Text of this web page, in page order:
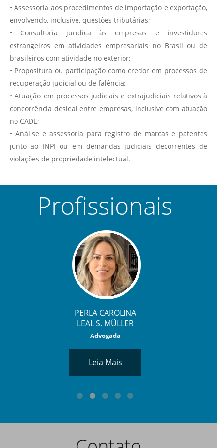
• Assessoria aos procedimentos de importação e exportação,
envolvendo, inclusive, questões tributárias;
• Consultoria jurídica às empresas e investidores
estrangeiros em atividades empresariais no Brasil ou de
brasileiros com atividade no exterior;
• Propositura ou participação como credor em processos de
recuperação judicial ou de falência;
• Atuação em processos judiciais e extrajudiciais relativos à
concorrência desleal entre empresas, inclusive com atuação
no CADE;
• Análise e assessoria para registro de marcas e patentes
junto ao INPI ou em demandas judiciais decorrentes de
violações de propriedade intelectual.
Profissionais
PERLA CAROLINA
LEAL S. MÜLLER
Advogada
Leia Mais